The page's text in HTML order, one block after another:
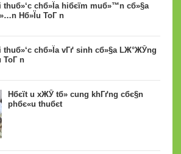
chб»Їa hiбєїm muб»™n cб»§a
Hб»Їu ToГ n
chб»Їa vГґ sinh cб»§a LЖ°ЖЎng
ToГ n
Hбєїt u xЖЎ tб»­ cung khГґng cбє§n
phбє«u thuбє­t